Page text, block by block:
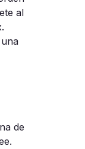
al
de